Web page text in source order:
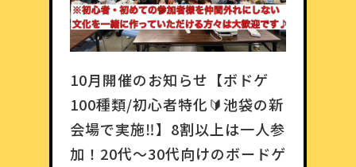
10月開催のお知らせ【ボドゲ
100種類/初心者特化🔰池袋の新
会場で実施‼️】8割以上は一人参
加！20代〜30代向けのボードゲ